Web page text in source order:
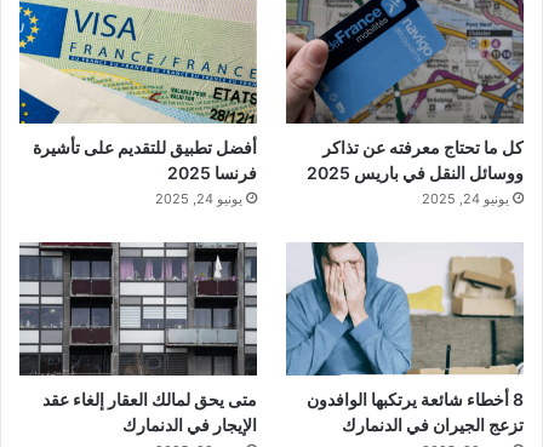
كل ما تحتاج معرفته عن تذاكر
ووسائل النقل في باريس 2025
يونيو 24, 2025
أفضل تطبيق للتقديم على تأشيرة
فرنسا 2025
يونيو 24, 2025
8 أخطاء شائعة يرتكبها الوافدون
تزعج الجيران في الدنمارك
متى يحق لمالك العقار إلغاء عقد
الإيجار في الدنمارك